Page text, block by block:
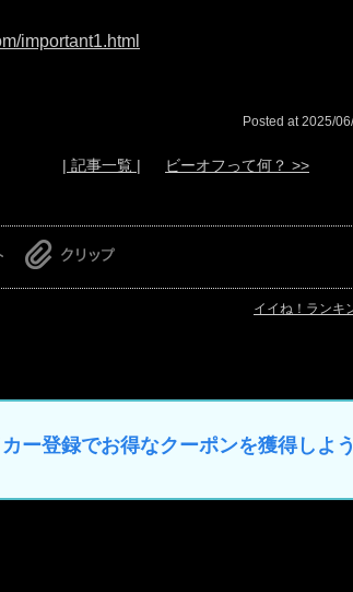
important1.html
Posted at 2025/
| 記事一覧 | ビーオフって何？ >>
イイね！ランキ
ー登録でお得なクーポンを獲得しよう